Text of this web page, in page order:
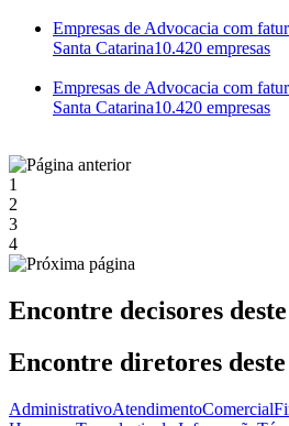
Empresas de Advocacia com
Santa Catarina10.420 empresas
Empresas de Advocacia com
Santa Catarina10.420 empresas
1
2
3
4
Encontre decisores
Encontre diretores
AdministrativoAtendimentoComercial